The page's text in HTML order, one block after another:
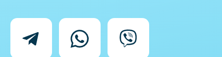
Политика конфиденциальности
Согласие на обработку персональных
данных